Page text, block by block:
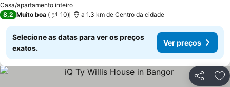
Casa/apartamento inteiro
Ver preços
8,2 Muito boa 10 a 1.3 km de Centro da cidade
Selecione as datas para ver os preços
exatos.
Ver preços
Partilhar